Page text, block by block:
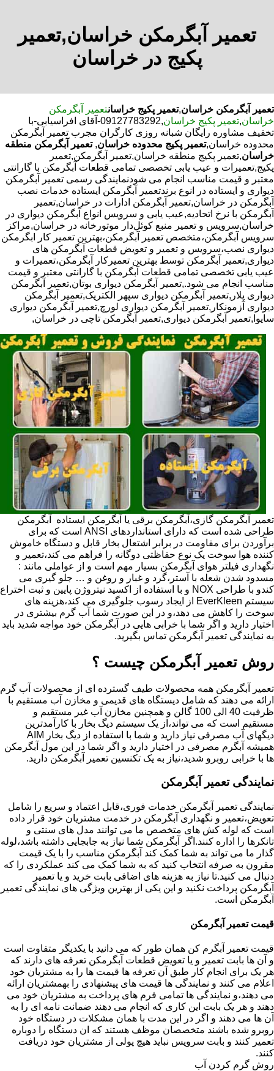
تعمیر آبگرمکن خراسان,تعمیر
پکیج در خراسان
تعمیر آبگرمکن خراسان,تعمیر پکیج خراسانتعمیر آبگرمکن
خراسان,تعمیر پکیج خراسان
,09127783292-آقای افراسیابی-با
تخفیف مشاوره رایگان شبانه روزی کارگران مجرب تعمیر آبگرمکن
محدوده خراسان,تعمیر پکیج محدوده خراسان, تعمیر آبگرمکن منطقه
خراسان,تعمیر پکیج منطقه خراسان,تعمیر آبگرمکن,تعمیر
پکیج,تعمیرات و عیب یابی تخصصی تمامی قطعات آبگرمکن با گارانتی
معتبر و قیمت مناسب انجام می شودنمایندگی رسمی تعمیر آبگرمکن
دیواری و ایستاده در انوع برندتعمیر آبگرمکن ایستاده خدمات نصب
آبگرمکن در خراسان,تعمیر آبگرمکن ادارات در خراسان,تعمیر
آبگرمکن با نرخ اتحادیه,عیب یابی و سرویس انواع آبگرمکن دیواری در
خراسان,سرویس و تعمیر منبع کوئل‌دار موتورخانه در خراسان,مراکز
سرویس آبگرمکن،متخصص تعمیر آبگرمکن،بهترین تعمیر کار ابگرمکن
دیواری نصب،سرویس و تعمیر و تعویض قطعات آبگرمکن های
دیواری,تعمیر آبگرمکن توسط بهترین تعمیرکار آبگرمکن،تعمیرات و
عیب یابی تخصصی تمامی قطعات آبگرمکن با گارانتی معتبر و قیمت
مناسب انجام می شود.,تعمیر آبگرمکن دیواری بوتان,تعمیر آبگرمکن
دیواری پلار,تعمیر آبگرمکن دیواری سپهر الکتریک,تعمیر آبگرمکن
دیواری آزمونکار,تعمیر آبگرمکن دیواری لورچ,تعمیر آبگرمکن دیواری
سایوا,تعمیر آبگرمکن دیواری,تعمیر آبگرمکن تاچی در خراسان,
تعمیر آبگرمکن گازی،آبگرمکن برقی یا آبگرمکن ایستاده ​ آبگرمکن
طراحی شده است که دارای استانداردهای ANSI است که برای
برآوردن برای مقاومت در برابر اشتعال بخار قابل و دستگاه خاموش
کننده هوا سوخت یک نوع حفاظتی دوگانه را فراهم می کند،تعمیر و
نگهداری فیلتر هوای آبگرمکن بسیار مهم است و از عواملی مانند :
مسدود شدن شعله با آستر،گرد و غبار و روغن و … جلو گیری می
کندو با طراحی NOX و با استفاده از اکسید نیتروژن پایین و ثبت اختراع
سیستم EverKleen از ایجاد رسوب جلوگیری می کند،هزینه های
سوخت را کاهش می دهد،و در این صورت شما آب گرم بیشتری در
اختیار دارید و اگر شما با خرابی هایی در آبگرمکن خود مواجه شدید باید
به نمایندگی تعمیر آبگرمکن تماس بگیرید.
روش تعمیر آبگرمکن چیست ؟
تعمیر آبگرمکن همه محصولات طیف گسترده ای از محصولات آب گرم
ارائه می دهند که شامل دیستگاه های قدیمی و مخازن آب مستقیم با
ظرفیت 40 الی 100 گالن و همچنین مخازن آب غیر مستقیم و
مستقیم است که می تواند،از یک سیستم دیگ بخار با کارآمدترین
دیگهای آب مصرفی نیاز دارید و شما با استفاده از دیگ بخار AIM
همیشه آبگرم مصرفی در اختیار دارید و اگر شما در این مول آبگرمکن
ها با خرابی روبرو شدید،نیاز به یک تکنسین تعمیر آبگرمکن دارید.
نمایندگی تعمیر آبگرمکن
نمایندگی تعمیر آبگرمکن خدمات فوری،قابل اعتماد و سریع را شامل
تعویض،تعمیر و نگهداری آبگرمکن در خدمت مشتریان خود قرار داده
است که لوله کش های متخصص ما می توانند مدل های سنتی و
تانکرها را اداره کنند.اگر آبگرمکن شما نیاز به جابجایی داشته باشد،لوله
گذار ما می تواند به شما کمک کند آبگرمکن مناسب را با یک قیمت
مقرون به صرفه انتخاب کنید که به شما کمک می کند عملکردی را که
دنبال می کنید.تا نیاز به هزینه های اضافی بابت خرید و یا تعمیر
آبگرمکن پرداخت نکنید و این یکی از بهترین ویژگی های نمایندگی تعمیر
آبگرمکن است.
قیمت تعمیر آبگرمکن
قیمت تعمیر آبگرم کن همان طور که می دانید با یکدیگر متفاوت است
و آن ها بابت تعمیر و یا تعویض قطعات آبگرمکن تعرفه های دارند که
هر یک برای انجام کار طبق آن تعرفه ها قیمت ها را به مشتریان خود
اعلام می کنند و نمایندگی ها قیمت های پیشنهادی را بهمشتریان ارائه
می دهند،و نمایندگی ها تمامی فرم های پرداخت به مشتریان خود می
دهند و هر یک بابت این کاری که انجام می دهند ضمانت نامه ای را به
آن ها می دهند و اگر در این مدت با همان مشکلات در دستگاه خود
روبرو شده باشند متخصصان موظف هستند که ان دستگاه را دوباره
تعمیر کنند و بابت سرویس نباید هیچ پولی از مشتریان خود دریافت
کنند.
روش گرم کردن آب